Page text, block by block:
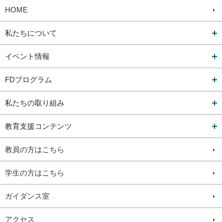
HOME
私たちについて
イベント情報
FDプログラム
私たちの取り組み
教育支援コンテンツ
教員の方はこちら
学生の方はこちら
ガイダンス室
アクセス